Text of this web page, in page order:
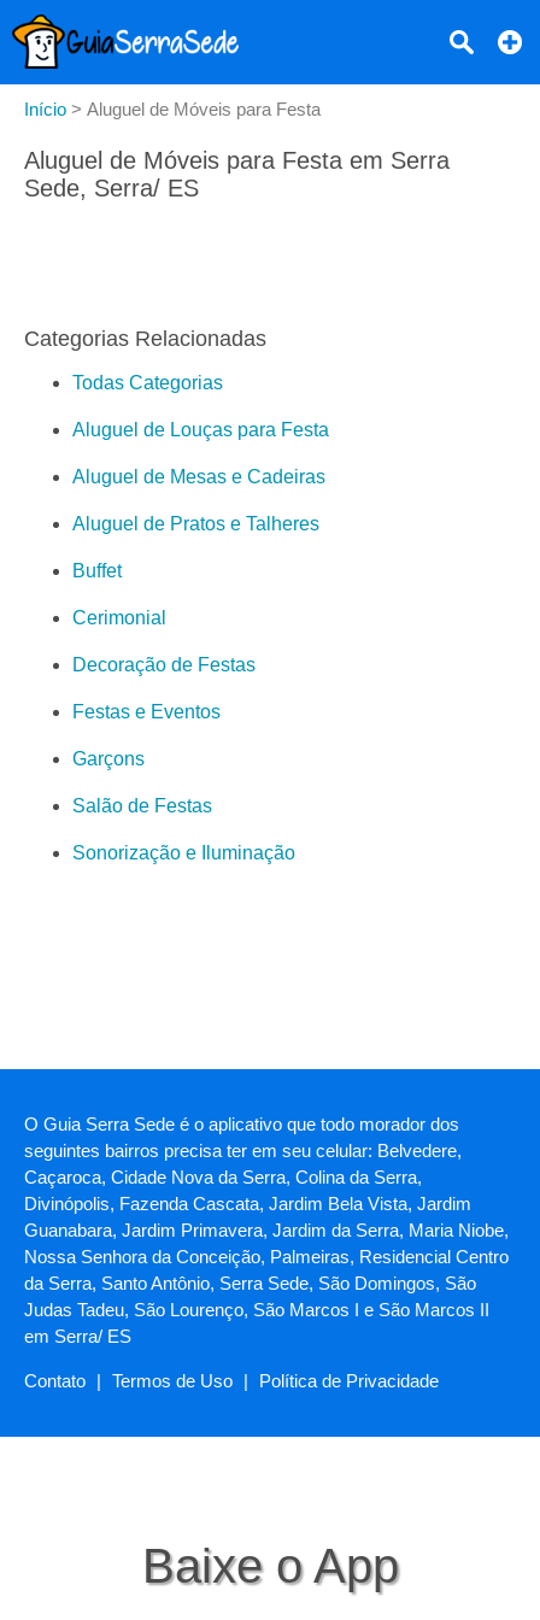
Início > Aluguel de Móveis para Festa
Aluguel de Móveis para Festa em Serra
Sede, Serra/ ES
Categorias Relacionadas
Todas Categorias
Aluguel de Louças para Festa
Aluguel de Mesas e Cadeiras
Aluguel de Pratos e Talheres
Buffet
Cerimonial
Decoração de Festas
Festas e Eventos
Garçons
Salão de Festas
Sonorização e Iluminação
O Guia Serra Sede é o aplicativo que todo morador dos
seguintes bairros precisa ter em seu celular: Belvedere,
Caçaroca, Cidade Nova da Serra, Colina da Serra,
Divinópolis, Fazenda Cascata, Jardim Bela Vista, Jardim
Guanabara, Jardim Primavera, Jardim da Serra, Maria Niobe,
Nossa Senhora da Conceição, Palmeiras, Residencial Centro
da Serra, Santo Antônio, Serra Sede, São Domingos, São
Judas Tadeu, São Lourenço, São Marcos I e São Marcos II
em Serra/ ES
Contato | Termos de Uso | Política de Privacidade
Baixe o App